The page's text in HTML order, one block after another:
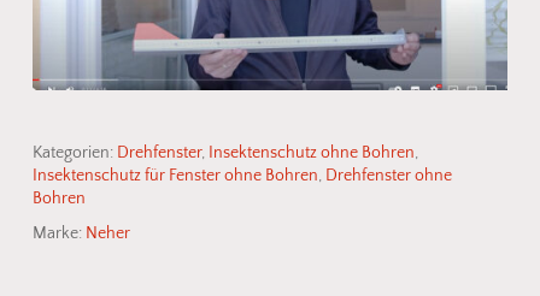
Kategorien: Drehfenster, Insektenschutz ohne Bohren,
Insektenschutz für Fenster ohne Bohren, Drehfenster ohne
Bohren
Marke: Neher